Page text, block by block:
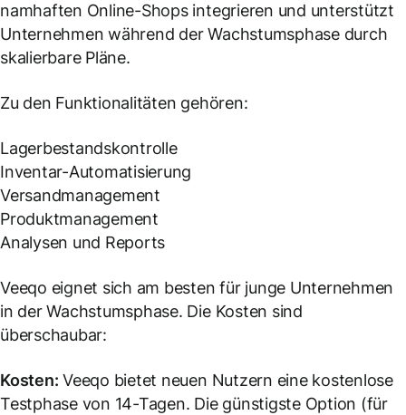
namhaften Online-Shops integrieren und unterstützt
Unternehmen während der Wachstumsphase durch
skalierbare Pläne.
Zu den Funktionalitäten gehören:
Lagerbestandskontrolle
Inventar-Automatisierung
Versandmanagement
Produktmanagement
Analysen und Reports
Veeqo eignet sich am besten für junge Unternehmen
in der Wachstumsphase. Die Kosten sind
überschaubar:
Kosten: Veeqo bietet neuen Nutzern eine kostenlose
Testphase von 14-Tagen. Die günstigste Option (für